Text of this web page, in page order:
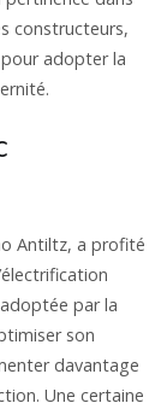
constructeurs,
adopter la
Antiltz, a profité
par la
son
davantage
Une certaine